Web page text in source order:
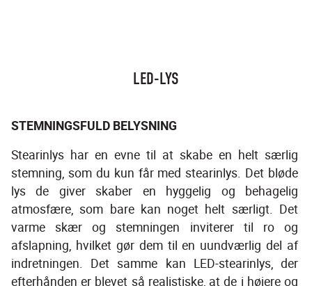
LED-LYS
STEMNINGSFULD BELYSNING
Stearinlys har en evne til at skabe en helt særlig
stemning, som du kun får med stearinlys. Det bløde
lys de giver skaber en hyggelig og behagelig
atmosfære, som bare kan noget helt særligt. Det
varme skær og stemningen inviterer til ro og
afslapning, hvilket gør dem til en uundværlig del af
indretningen. Det samme kan LED-stearinlys, der
efterhånden er blevet så realistiske, at de i højere og